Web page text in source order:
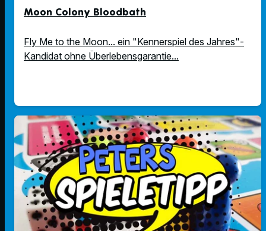
Moon Colony Bloodbath
Fly Me to the Moon... ein "Kennerspiel des Jahres"-
Kandidat ohne Überlebensgarantie...